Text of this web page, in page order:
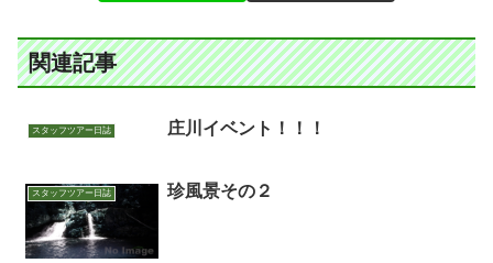
関連記事
スタッフツアー日誌 庄川イベント！！！
スタッフツアー日誌 珍風景その２